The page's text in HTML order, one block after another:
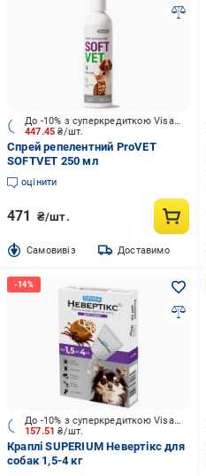
447.45₴/шт.
До -10% з суперкредиткою Visa Вигода
Спрей репелентний ProVET
SOFTVET 250 мл
оцінити
471 ₴/шт.
Cамовивіз Доставимо
157.51₴/шт.
До -10% з суперкредиткою Visa Вигода
Краплі SUPERIUM Невертікс для
собак 1,5-4 кг